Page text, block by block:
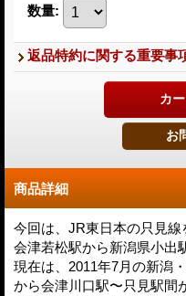
数量:
返品特約に関する重要事
商品詳細
今回は、JR東日本の只見
会津若松駅から新潟県小出
現在は、2011年7月の新潟
から会津川口駅〜只見駅間